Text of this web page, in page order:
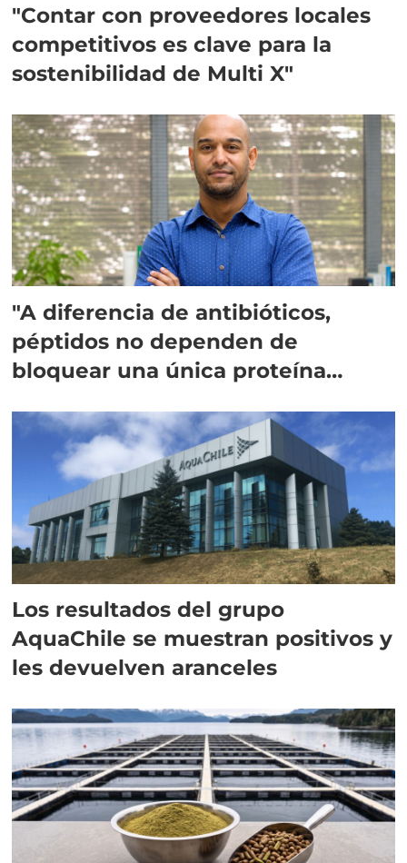
"Contar con proveedores locales
competitivos es clave para la
sostenibilidad de Multi X"
"A diferencia de antibióticos,
péptidos no dependen de
bloquear una única proteína
Los resultados del grupo
AquaChile se muestran positivos y
les devuelven aranceles